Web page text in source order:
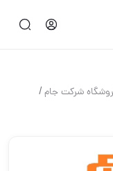
شرکت جام/